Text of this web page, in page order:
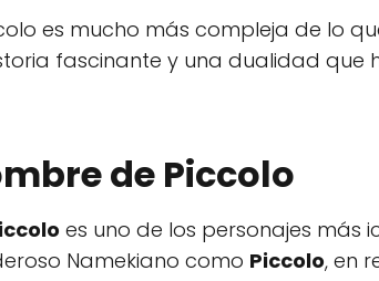
es mucho más compleja de lo
fascinante y una dualidad que
de Piccolo
es uno de los personajes más
Namekiano como Piccolo, en